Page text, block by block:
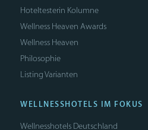
Hoteltesterin Kolumne
Wellness Heaven Awards
Wellness Heaven
Philosophie
Listing Varianten
WELLNESSHOTELS IM FOKUS
Wellnesshotels Deutschland